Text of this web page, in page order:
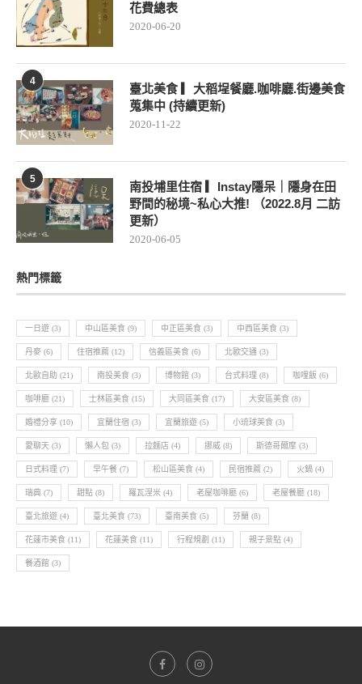
花費總表
2020-06-20
4
臺北美食 ▎大稻埕餐廳.咖啡廳.街邊美食
蒐集中 (持續更新)
2020-11-22
5
南投埔里住宿 ▎Instay隱呆｜隱身在田
野間的秘境~私心大推! （2022.8月 二訪
更新）
2020-06-05
熱門標籤
一日遊 (3) 中山區美食 (9) 中正區美食 (3) 中西區美食 (3)
丹麥 (6) 住宿推薦 (12) 信義區美食 (6) 北歐交通 (3)
北歐自助 (21) 南投美食 (3) 博物館 (3) 台式料理 (8) 咖哩飯 (6)
咖啡廳 (21) 士林區美食 (15) 大同區美食 (17) 大安區美食 (8)
婚禮分享 (10) 宜蘭住宿 (3) 宜蘭旅遊 (5) 小琉球美食 (3)
愛聊天 (3) 懶人包 (3) 拉麵店 (4) 挪威 (8) 斯德哥爾摩 (3)
日式料理 (7) 早午餐 (7) 松山區美食 (4) 民宿推薦 (2) 火鍋 (4)
瑞典 (7) 甜點 (8) 羅瓦涅米 (4) 老屋咖啡廳 (6) 老屋餐廳 (18)
臺北旅遊 (4) 臺北美食 (73) 臺南美食 (5) 芬蘭 (8)
花蓮市美食 (11) 花蓮美食 (11) 行程規劃 (11) 親子景點 (4)
餐酒館 (3)